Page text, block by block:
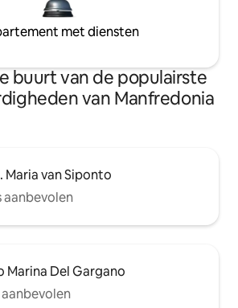
met diensten
buurt van de populairste
van Manfredonia
Maria van Siponto
aanbevolen
Marina Del Gargano